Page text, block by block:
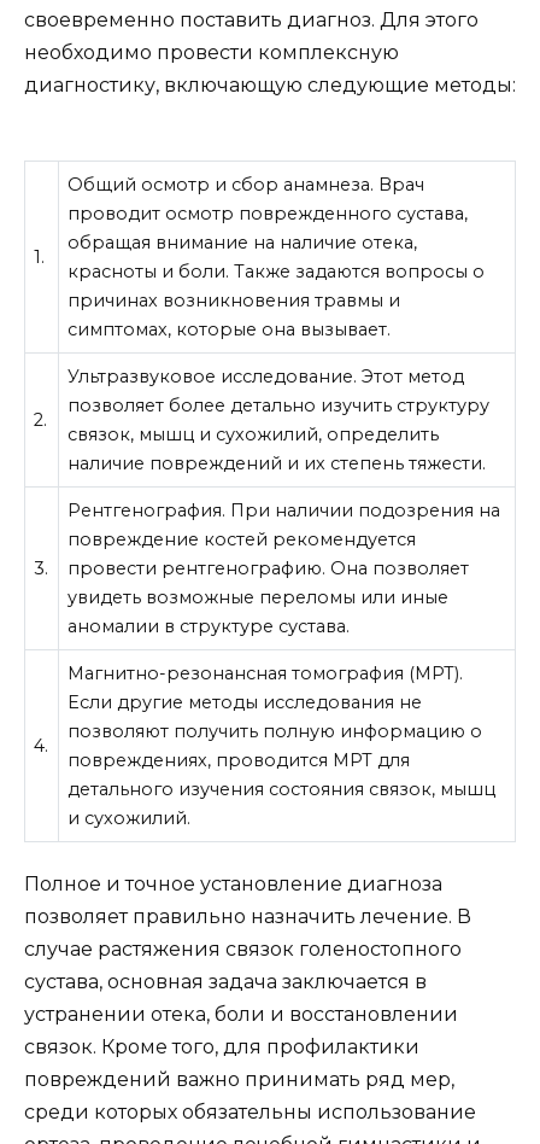
своевременно поставить диагноз. Для этого
необходимо провести комплексную
диагностику, включающую следующие методы:
1.
Общий осмотр и сбор анамнеза. Врач
проводит осмотр поврежденного сустава,
обращая внимание на наличие отека,
красноты и боли. Также задаются вопросы о
причинах возникновения травмы и
симптомах, которые она вызывает.
2.
Ультразвуковое исследование. Этот метод
позволяет более детально изучить структуру
связок, мышц и сухожилий, определить
наличие повреждений и их степень тяжести.
3.
Рентгенография. При наличии подозрения на
повреждение костей рекомендуется
провести рентгенографию. Она позволяет
увидеть возможные переломы или иные
аномалии в структуре сустава.
4.
Магнитно-резонансная томография (МРТ).
Если другие методы исследования не
позволяют получить полную информацию о
повреждениях, проводится МРТ для
детального изучения состояния связок, мышц
и сухожилий.
Полное и точное установление диагноза
позволяет правильно назначить лечение. В
случае растяжения связок голеностопного
сустава, основная задача заключается в
устранении отека, боли и восстановлении
связок. Кроме того, для профилактики
повреждений важно принимать ряд мер,
среди которых обязательны использование